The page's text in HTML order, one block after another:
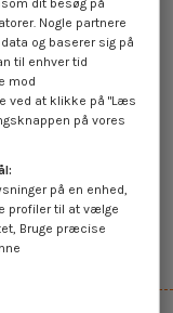
dit besøg på
Nogle partnere
og baserer sig på
til enhver tid
mod
ved at klikke på "Læs
på vores
på en enhed,
profiler til at vælge
Bruge præcise